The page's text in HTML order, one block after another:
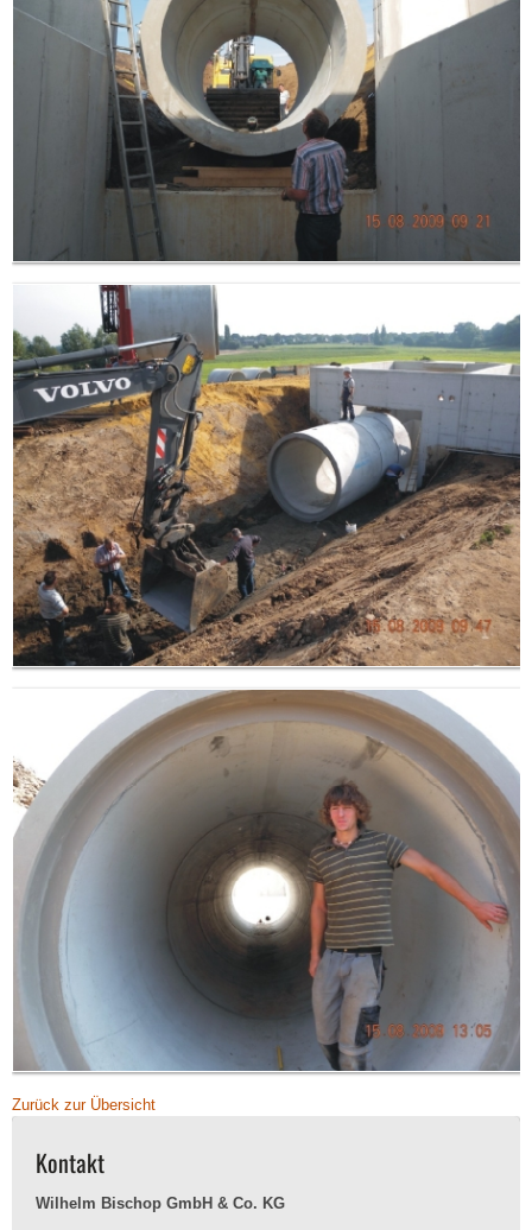
Zurück zur Übersicht
Kontakt
Wilhelm Bischop GmbH & Co. KG